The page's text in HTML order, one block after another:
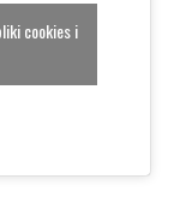
cookies i